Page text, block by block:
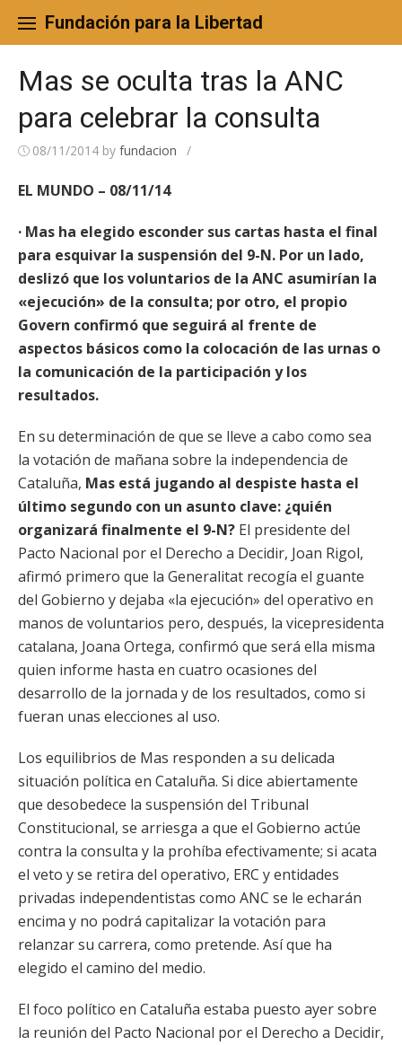
content
Fundación para la Libertad
Mas se oculta tras la ANC
para celebrar la consulta
08/11/2014 by fundacion /
EL MUNDO – 08/11/14
· Mas ha elegido esconder sus cartas hasta el final
para esquivar la suspensión del 9-N. Por un lado,
deslizó que los voluntarios de la ANC asumirían la
«ejecución» de la consulta; por otro, el propio
Govern confirmó que seguirá al frente de
aspectos básicos como la colocación de las urnas o
la comunicación de la participación y los
resultados.
En su determinación de que se lleve a cabo como sea
la votación de mañana sobre la independencia de
Cataluña, Mas está jugando al despiste hasta el
último segundo con un asunto clave: ¿quién
organizará finalmente el 9-N? El presidente del
Pacto Nacional por el Derecho a Decidir, Joan Rigol,
afirmó primero que la Generalitat recogía el guante
del Gobierno y dejaba «la ejecución» del operativo en
manos de voluntarios pero, después, la vicepresidenta
catalana, Joana Ortega, confirmó que será ella misma
quien informe hasta en cuatro ocasiones del
desarrollo de la jornada y de los resultados, como si
fueran unas elecciones al uso.
Los equilibrios de Mas responden a su delicada
situación política en Cataluña. Si dice abiertamente
que desobedece la suspensión del Tribunal
Constitucional, se arriesga a que el Gobierno actúe
contra la consulta y la prohíba efectivamente; si acata
el veto y se retira del operativo, ERC y entidades
privadas independentistas como ANC se le echarán
encima y no podrá capitalizar la votación para
relanzar su carrera, como pretende. Así que ha
elegido el camino del medio.
El foco político en Cataluña estaba puesto ayer sobre
la reunión del Pacto Nacional por el Derecho a Decidir,